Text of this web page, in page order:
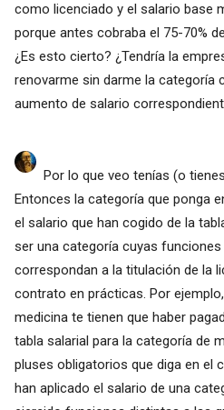
como licenciado y el salario base
porque antes cobraba el 75-70%
¿Es esto cierto? ¿Tendría la
renovarme sin darme la categoría
aumento de salario
Por lo que veo tenías (o
Entonces la categoría que ponga
el salario que han cogido de la
ser una categoría cuyas
correspondan a la titulación de la
contrato en prácticas. Por
medicina te tienen que haber
tabla salarial para la categoría de
pluses obligatorios que diga en el
han aplicado el salario de una